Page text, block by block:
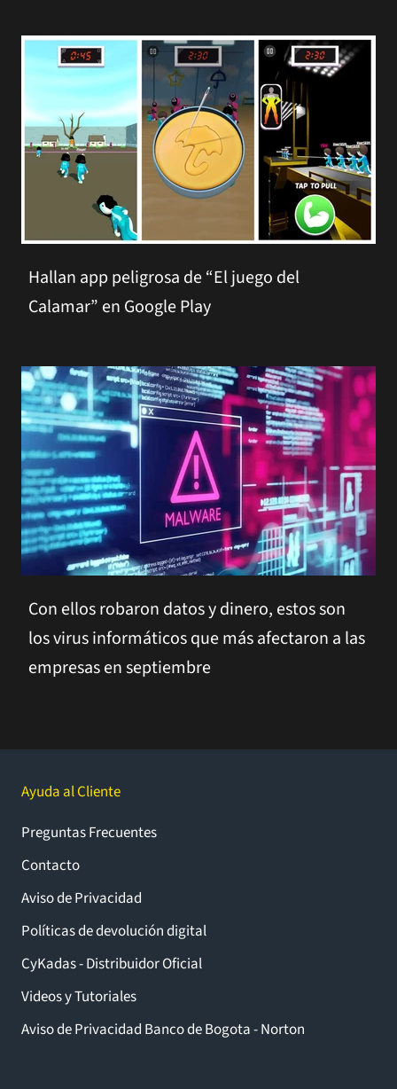
Hallan app peligrosa de “El juego del
Calamar” en Google Play
Con ellos robaron datos y dinero, estos son
los virus informáticos que más afectaron a las
empresas en septiembre
Ayuda al Cliente
Preguntas Frecuentes
Contacto
Aviso de Privacidad
Políticas de devolución digital
CyKadas - Distribuidor Oficial
Videos y Tutoriales
Aviso de Privacidad Banco de Bogota - Norton